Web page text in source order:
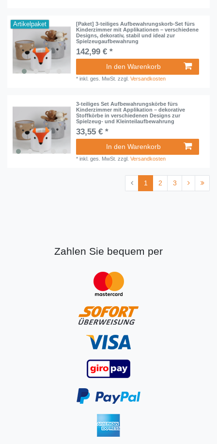
Artikelpaket
[Paket] 3-teiliges Aufbewahrungskorb-Set fürs
Kinderzimmer mit Applikationen – verschiedene
Designs, dekorativ, stabil und ideal zur
Spielzeugaufbewahrung
142,99 € *
In den Warenkorb
*inkl. ges. MwSt. zzgl.Versandkosten
3-teiliges Set Aufbewahrungskörbe fürs
Kinderzimmer mit Applikation – dekorative
Stoffkörbe in verschiedenen Designs zur
Spielzeug- und Kleinteilaufbewahrung
33,55 € *
In den Warenkorb
*inkl. ges. MwSt. zzgl.Versandkosten
1 2 3
Zahlen Sie bequem per